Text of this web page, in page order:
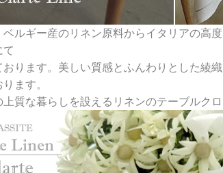
ベルギー産のリネン原料からイタリアの高
て
おります。美しい質感とふんわりとした綾
ます。
上質な暮らしを設えるリネンのテーブルク